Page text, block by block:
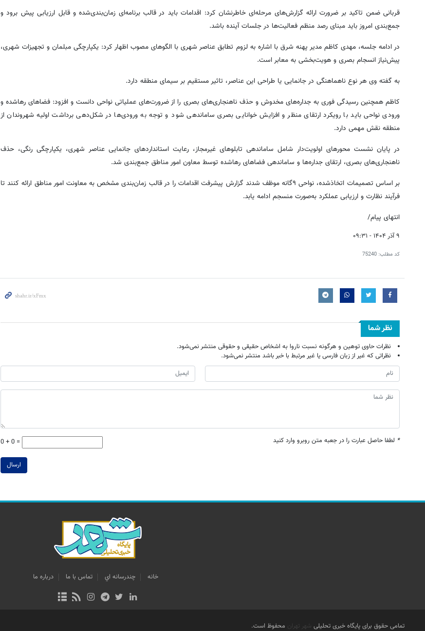
قربانی ضمن تاکید بر ضرورت ارائه گزارش‌های مرحله‌ای خاطرنشان کرد: اقدامات باید در قالب برنامه‌ای زمان‌بندی‌شده و قابل ارزیابی پیش برود و
جمع‌بندی امروز باید مبنای رصد منظم فعالیت‌ها در جلسات آینده باشد.
در ادامه جلسه، مهدی کاظم مدیر پهنه شرق با اشاره به لزوم تطابق عناصر شهری با الگوهای مصوب اظهار کرد: یکپارچگی مبلمان و تجهیزات شهری،
پیش‌نیاز انسجام بصری و هویت‌بخشی به معابر است.
به گفته وی هر نوع ناهماهنگی در جانمایی یا طراحی این عناصر، تاثیر مستقیم بر سیمای منطقه دارد.
کاظم همچنین رسیدگی فوری به جداره‌های مخدوش و حذف ناهنجاری‌های بصری را از ضرورت‌های عملیاتی نواحی دانست و افزود: فضاهای رهاشده و
ورودی نواحی باید با رویکرد ارتقای منظر و افزایش خوانایی بصری ساماندهی شود و توجه به ورودی‌ها در شکل‌دهی برداشت اولیه شهروندان از
منطقه نقش مهمی دارد.
در پایان نشست محورهای اولویت‌دار شامل ساماندهی تابلوهای غیرمجاز، رعایت استانداردهای جانمایی عناصر شهری، یکپارچگی رنگی، حذف
ناهنجاری‌های بصری، ارتقای جداره‌ها و ساماندهی فضاهای رهاشده توسط معاون امور مناطق جمع‌بندی شد.
بر اساس تصمیمات اتخاذشده، نواحی ۹گانه موظف شدند گزارش پیشرفت اقدامات را در قالب زمان‌بندی مشخص به معاونت امور مناطق ارائه کنند تا
فرآیند نظارت و ارزیابی عملکرد به‌صورت منسجم ادامه یابد.
انتهای پیام/
۹ آذر ۱۴۰۴ - ۰۹:۳۱
کد مطلب: 75240
نظر شما
نظرات حاوی توهین و هرگونه نسبت ناروا به اشخاص حقیقی و حقوقی منتشر نمی‌شود.
نظراتی که غیر از زبان فارسی یا غیر مرتبط با خبر باشد منتشر نمی‌شود.
* لطفا حاصل عبارت را در جعبه متن روبرو وارد کنید 0 + 0 =
ارسال
خانه چندرسانه اي تماس با ما درباره ما
تمامی حقوق برای پایگاه خبری تحلیلی شهر تهران محفوظ است.